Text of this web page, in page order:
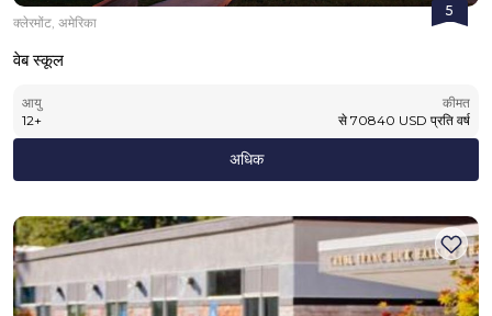
5
क्लेरमोंट, अमेरिका
वेब स्कूल
आयु
12+
कीमत
से 70840 USD प्रति वर्ष
अधिक